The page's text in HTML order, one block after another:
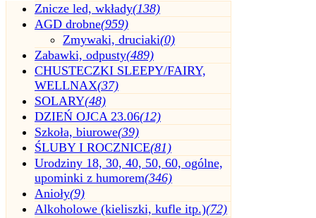
Znicze led, wkłady(138)
AGD drobne(959)
Zmywaki, druciaki(0)
Zabawki, odpusty(489)
CHUSTECZKI SLEEPY/FAIRY,
WELLNAX(37)
SOLARY(48)
DZIEŃ OJCA 23.06(12)
Szkoła, biurowe(39)
ŚLUBY I ROCZNICE(81)
Urodziny 18, 30, 40, 50, 60, ogólne,
upominki z humorem(346)
Anioły(9)
Alkoholowe (kieliszki, kufle itp.)(72)